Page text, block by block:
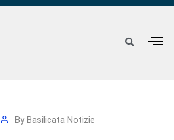
By Basilicata Notizie